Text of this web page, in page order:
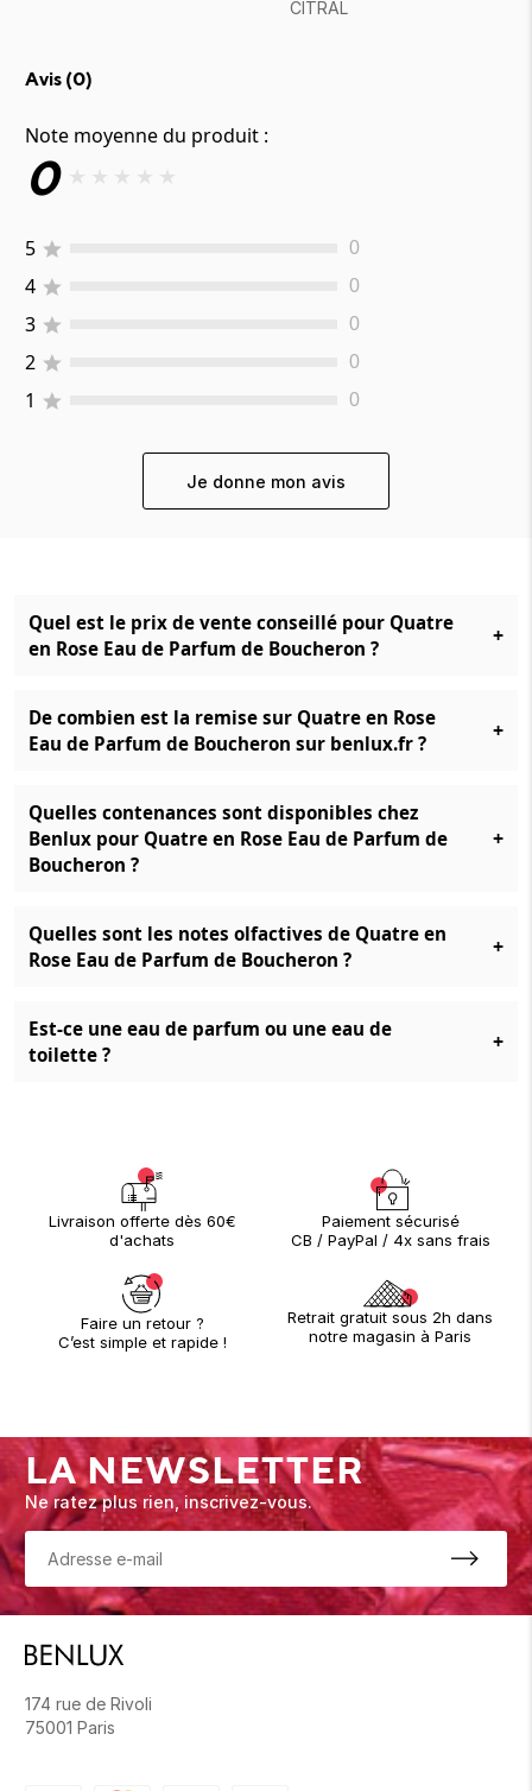
CITRAL
Avis (0)
Note moyenne du produit :
0 ★ ★ ★ ★ ★
5 0
4 0
3 0
2 0
1 0
Je donne mon avis
Quel est le prix de vente conseillé pour Quatre
en Rose Eau de Parfum de Boucheron ?
+
De combien est la remise sur Quatre en Rose
Eau de Parfum de Boucheron sur benlux.fr ?
+
Quelles contenances sont disponibles chez
Benlux pour Quatre en Rose Eau de Parfum de
Boucheron ?
+
Quelles sont les notes olfactives de Quatre en
Rose Eau de Parfum de Boucheron ?
+
Est-ce une eau de parfum ou une eau de
toilette ?
+
Livraison offerte dès 60€
d'achats
Paiement sécurisé
CB / PayPal / 4x sans frais
Faire un retour ?
C’est simple et rapide !
Retrait gratuit sous 2h dans
notre magasin à Paris
LA NEWSLETTER
Ne ratez plus rien, inscrivez-vous.
174 rue de Rivoli
75001 Paris